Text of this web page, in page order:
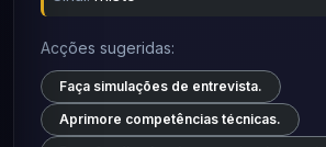
Acções sugeridas:
Faça simulações de entrevista.
Aprimore competências técnicas.